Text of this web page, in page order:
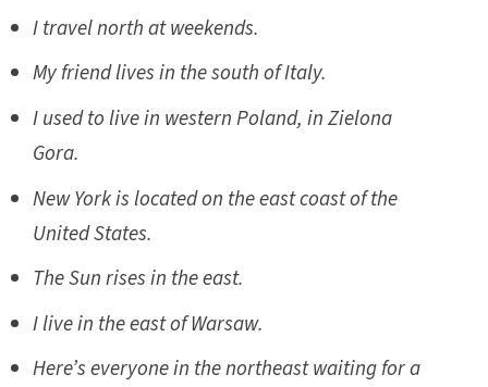
I travel north at weekends.
My friend lives in the south of Italy.
I used to live in western Poland, in Zielona
Gora.
New York is located on the east coast of the
United States.
The Sun rises in the east.
I live in the east of Warsaw.
Here’s everyone in the northeast waiting for a